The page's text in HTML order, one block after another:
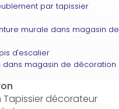
par tapissier
murale dans magasin de
d'escalier
dans magasin de décoration
décorateur